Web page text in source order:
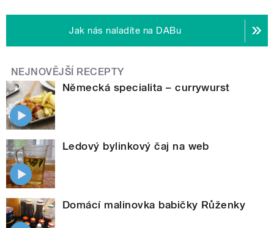
Jak nás naladíte na DABu
NEJNOVĚJŠÍ RECEPTY
Německá specialita – currywurst
Ledový bylinkový čaj na web
Domácí malinovka babičky Růženky